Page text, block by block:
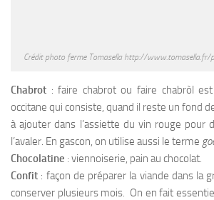
Crédit photo ferme Tomasella http://www.tomasella.fr/
Chabrot : faire chabrot ou faire chabròl
occitane qui consiste, quand il reste un fond
à ajouter dans l’assiette du vin rouge pour
l’avaler. En gascon, on utilise aussi le terme
Chocolatine : viennoiserie, pain au chocolat.
Confit : façon de préparer la viande dans la
conserver plusieurs mois. On en fait